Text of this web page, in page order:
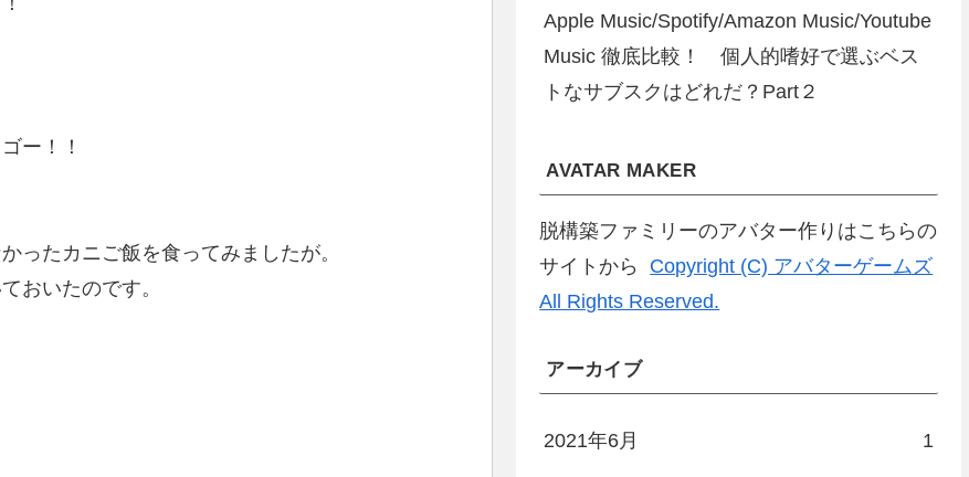
ー！！
ったカニご飯を食ってみましたが。
おいたのです。
Apple Music/Spotify/Amazon Music/Youtube
Music 徹底比較！ 個人的嗜好で選ぶベス
トなサブスクはどれだ？Part２
AVATAR MAKER
脱構築ファミリーのアバター作りはこちらの
サイトから
Copyright (C) アバターゲームズ
All Rights Reserved.
アーカイブ
2021年6月 1